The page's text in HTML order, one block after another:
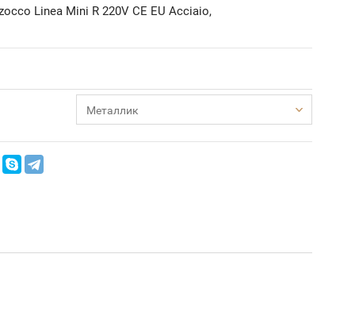
Linea Mini R 220V CE EU Acciaio,
Металлик